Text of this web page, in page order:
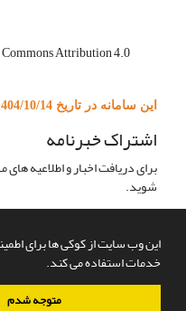
این وب سایت از کوکی ها برای
خدمات استفاده می کند.
متوجه شدم
Attribution 4.0
این سامانه در تاریخ 1404/10/14 به روزرسانی شد.
اشتراک خبرنامه
برای دریافت اخبار و اطلاعیه
شوید.